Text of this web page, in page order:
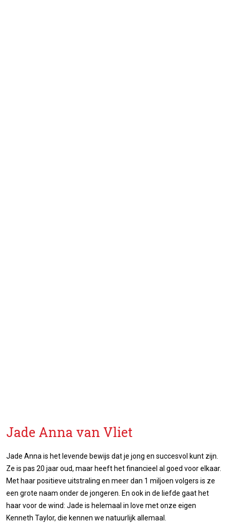
Jade Anna van Vliet
Jade Anna is het levende bewijs dat je jong en succesvol kunt zijn.
Ze is pas 20 jaar oud, maar heeft het financieel al goed voor elkaar.
Met haar positieve uitstraling en meer dan 1 miljoen volgers is ze
een grote naam onder de jongeren. En ook in de liefde gaat het
haar voor de wind: Jade is helemaal in love met onze eigen
Kenneth Taylor, die kennen we natuurlijk allemaal.